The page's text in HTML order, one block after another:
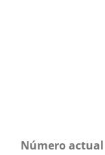
Número actual